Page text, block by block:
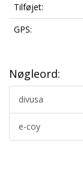
Tilføjet:
GPS:
Nøgleord:
divusa
e-coy